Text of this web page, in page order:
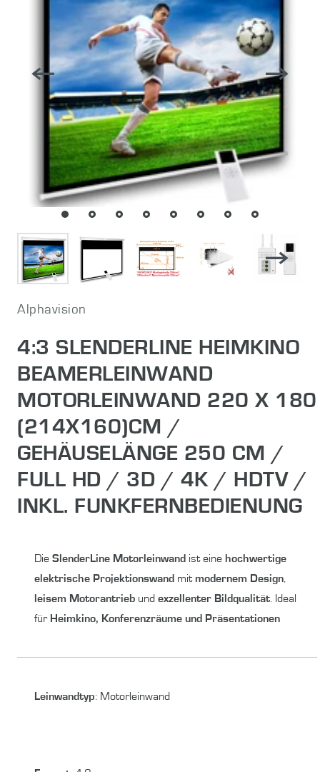
Alphavision
4:3 SLENDERLINE HEIMKINO
BEAMERLEINWAND
MOTORLEINWAND 220 X 180
(214X160)CM /
GEHÄUSELÄNGE 250 CM /
FULL HD / 3D / 4K / HDTV /
INKL. FUNKFERNBEDIENUNG
Die SlenderLine Motorleinwand ist eine hochwertige
elektrische Projektionswand mit modernem Design
leisem Motorantrieb und exzellenter Bildqualität . Ideal
für Heimkino, Konferenzräume und Präsentationen
Leinwandtyp: Motorleinwand